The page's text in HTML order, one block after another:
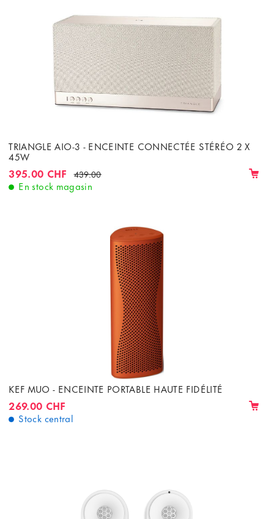
TRIANGLE AIO-3 - ENCEINTE CONNECTÉE STÉRÉO 2 X
45W
395.00 CHF 439.00
En stock magasin
KEF MUO - ENCEINTE PORTABLE HAUTE FIDÉLITÉ
269.00 CHF
Stock central